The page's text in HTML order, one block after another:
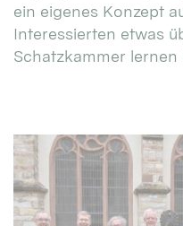
ein eigenes Konzept
Interessierten etwas
Schatzkammer lernen